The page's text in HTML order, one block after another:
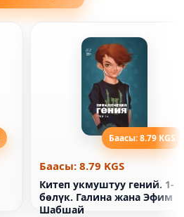
Баасы: 8.79 KGS
Баасы: 8.79 KGS
Китеп укмуштуу гений. 1-
бөлүк. Галина жана Эфим
Шабшай